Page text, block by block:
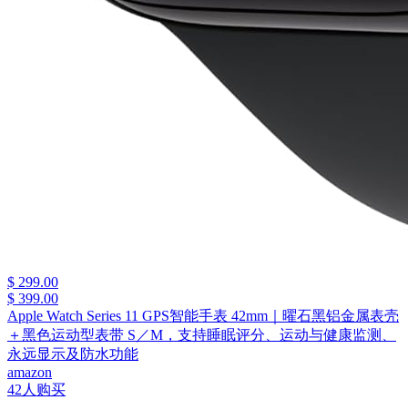
$ 299.00
$ 399.00
Apple Watch Series 11 GPS智能手表 42mm｜曜石黑铝金属表壳
＋黑色运动型表带 S／M，支持睡眠评分、运动与健康监测、
永远显示及防水功能
amazon
42人购买